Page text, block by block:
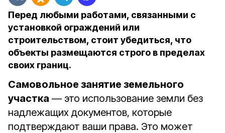
Перед любыми работами, связанными с
установкой ограждений или
строительством, стоит убедиться, что
объекты размещаются строго в пределах
своих границ.
Самовольное занятие земельного
участка — это использование земли без
надлежащих документов, которые
подтверждают ваши права. Это может